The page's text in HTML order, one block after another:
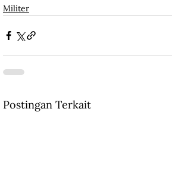
Militer
Postingan Terkait